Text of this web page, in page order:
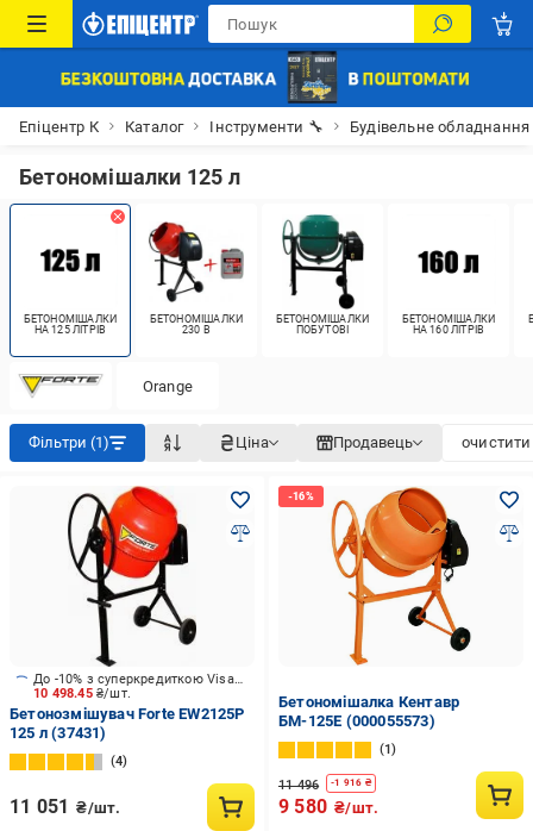
Епіцентр К Каталог Інструменти 🔧 Будівельне обладнання
Бетономішалки 125 л
БЕТОНОМІШАЛКИ
НА 125 ЛІТРІВ
БЕТОНОМІШАЛКИ
230 В
БЕТОНОМІШАЛКИ
ПОБУТОВІ
БЕТОНОМІШАЛКИ
НА 160 ЛІТРІВ
Orange
Фільтри (1) Ціна Продавець очистити
10 498.45 ₴/шт.
До -10% з суперкредиткою Visa Вигода
Бетонозмішувач Forte EW2125P
125 л (37431)
4
11 051 ₴/шт.
Бетономішалка Кентавр
БМ-125Е (000055573)
1
11 496 -1 916 ₴
9 580 ₴/шт.